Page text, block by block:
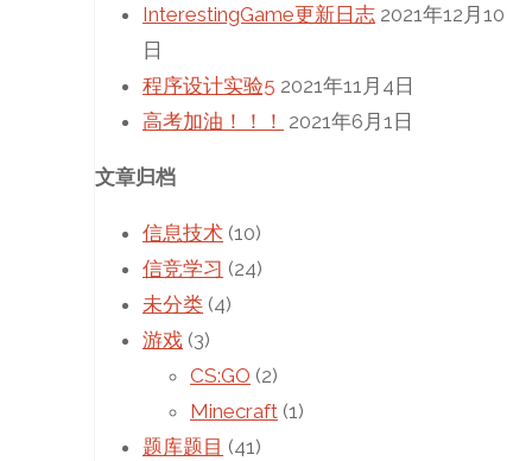
InterestingGame更新日志 2021年12月10
日
程序设计实验5 2021年11月4日
高考加油！！！ 2021年6月1日
文章归档
信息技术 (10)
信竞学习 (24)
未分类 (4)
游戏 (3)
CS:GO (2)
Minecraft (1)
题库题目 (41)